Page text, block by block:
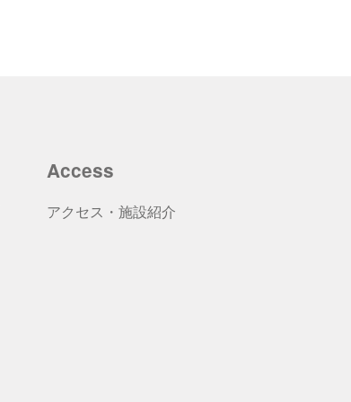
Access
アクセス・施設紹介